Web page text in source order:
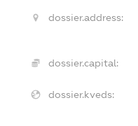
dossier.address:
dossier.capital:
dossier.kveds: